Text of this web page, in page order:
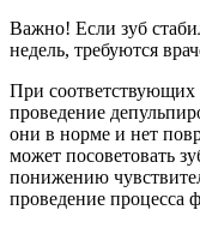
Важно! Если зуб
недель, требуются
При
проведение
они в норме и нет
может посоветовать
понижению
проведение процесса